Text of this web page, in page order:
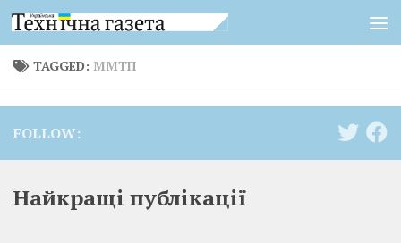
Skip to content
TAGGED: ММТП
FOLLOW:
Найкращі публікації